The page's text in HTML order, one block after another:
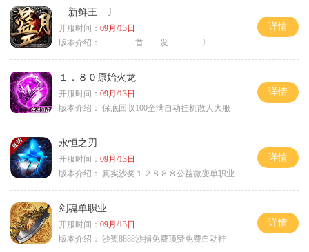
新鲜王 〕
开服时间： 09月/13日
版本介绍：
首 发 〕
详情
１．８０原始火龙
开服时间： 09月/13日
版本介绍： 保底回収100全满自动挂机散人大服
详情
永恒之刃
开服时间： 09月/13日
版本介绍： 真实沙奖１２８８８公益微变单职业
详情
剑魂单职业
开服时间： 09月/13日
版本介绍： 沙奖8888沙捐免费顶赞免费自动挂
详情